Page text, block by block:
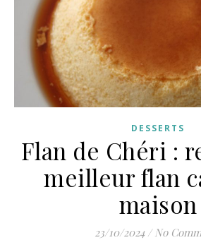
DESSERTS
Flan de Chéri :
meilleur flan
maison
23/10/2024 / No